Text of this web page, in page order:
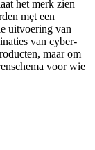
het merk zien
męt een
uitvoering van
van cyber-
maar om
voor wie